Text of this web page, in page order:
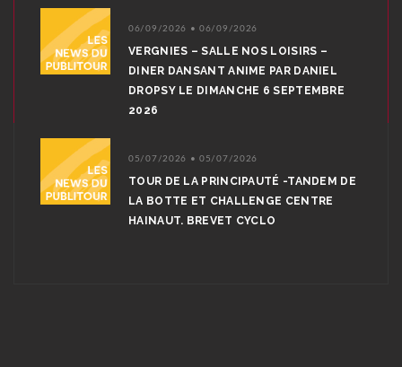
06/09/2026 • 06/09/2026
VERGNIES – SALLE NOS LOISIRS –
DINER DANSANT ANIME PAR DANIEL
DROPSY LE DIMANCHE 6 SEPTEMBRE
2026
05/07/2026 • 05/07/2026
TOUR DE LA PRINCIPAUTÉ -TANDEM DE
LA BOTTE ET CHALLENGE CENTRE
HAINAUT. BREVET CYCLO